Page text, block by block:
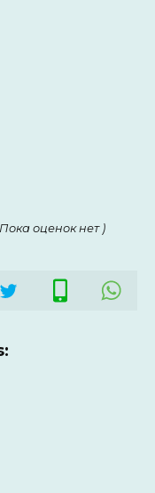
оценок нет )